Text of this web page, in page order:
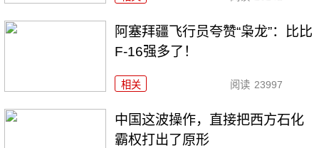
阿塞拜疆飞行员夸赞“枭龙”：比比
F-16强多了！
相关 阅读 23997
中国这波操作，直接把西方石化
霸权打出了原形